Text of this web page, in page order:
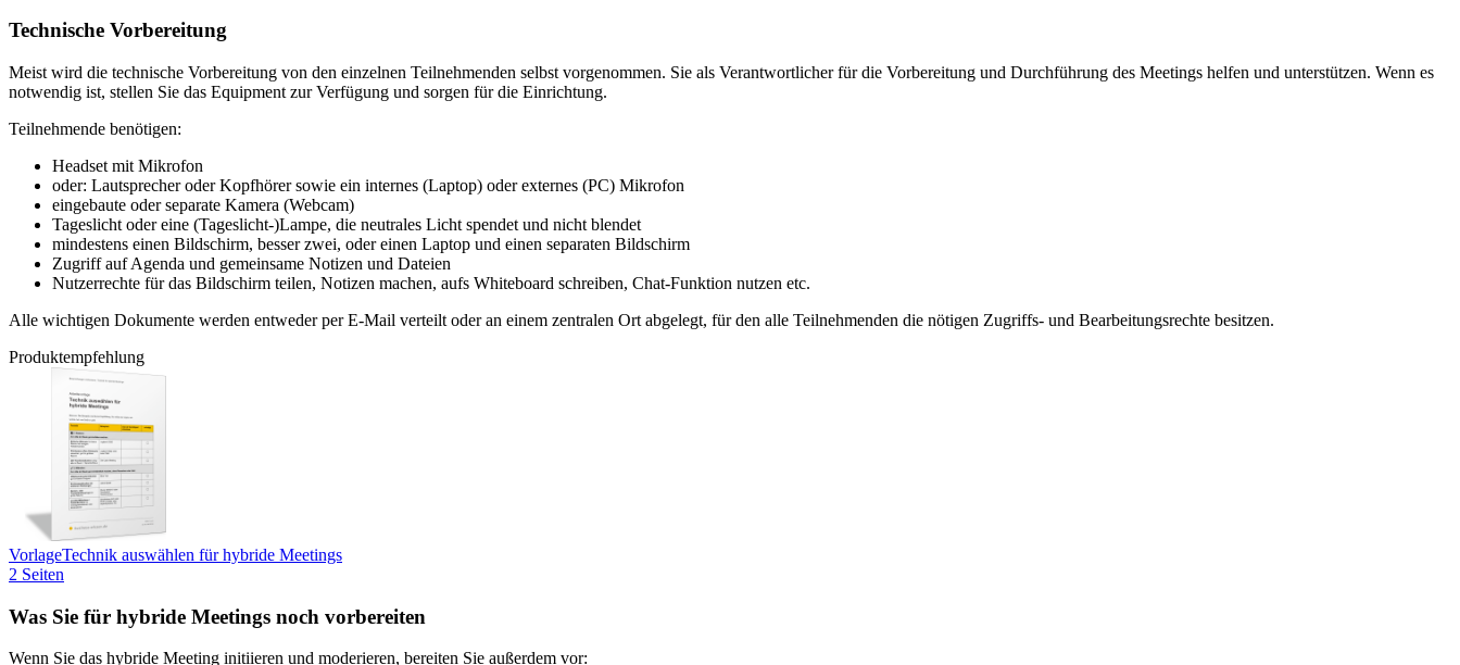
Technische Vorbereitung
Meist wird die technische Vorbereitung von den einzelnen Teilnehmenden selbst vorgenommen. Sie als Verantwortlicher für die Vorbereitung und Durchführung des Meetings helfen und unterstützen. Wenn es
notwendig ist, stellen Sie das Equipment zur Verfügung und sorgen für die Einrichtung.
Teilnehmende benötigen:
Headset mit Mikrofon
oder: Lautsprecher oder Kopfhörer sowie ein internes (Laptop) oder externes (PC) Mikrofon
eingebaute oder separate Kamera (Webcam)
Tageslicht oder eine (Tageslicht-)Lampe, die neutrales Licht spendet und nicht blendet
mindestens einen Bildschirm, besser zwei, oder einen Laptop und einen separaten Bildschirm
Zugriff auf Agenda und gemeinsame Notizen und Dateien
Nutzerrechte für das Bildschirm teilen, Notizen machen, aufs Whiteboard schreiben, Chat-Funktion nutzen etc.
Alle wichtigen Dokumente werden entweder per E-Mail verteilt oder an einem zentralen Ort abgelegt, für den alle Teilnehmenden die nötigen Zugriffs- und Bearbeitungsrechte besitzen.
Produktempfehlung
VorlageTechnik auswählen für hybride Meetings
2 Seiten
Was Sie für hybride Meetings noch vorbereiten
Wenn Sie das hybride Meeting initiieren und moderieren, bereiten Sie außerdem vor: